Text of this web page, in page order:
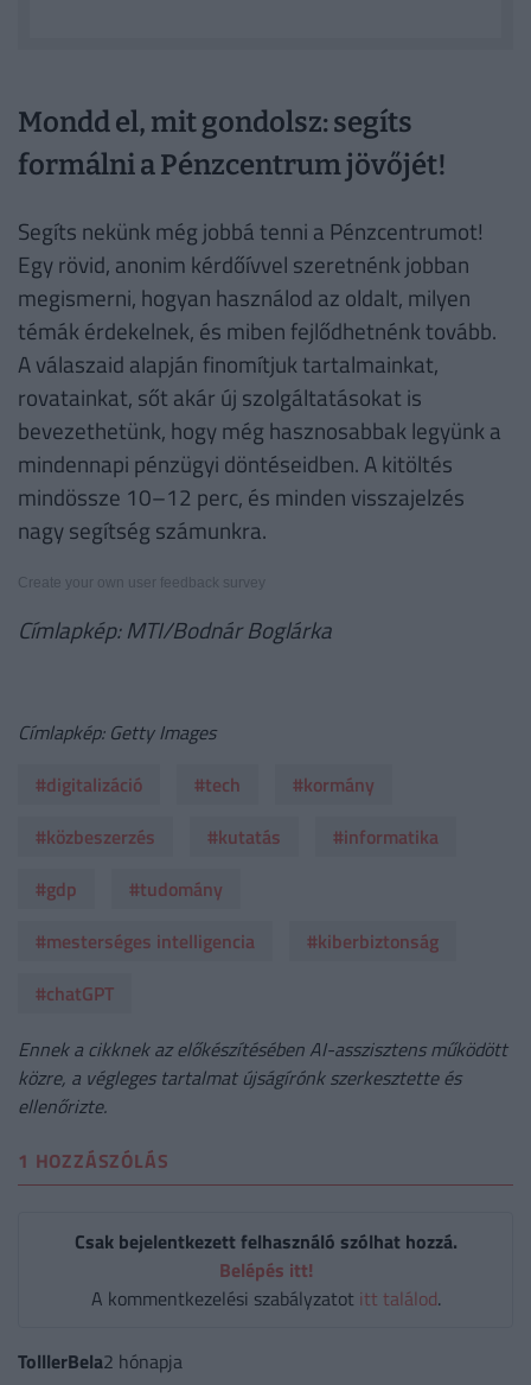
Mondd el, mit gondolsz: segíts
formálni a Pénzcentrum jövőjét!
Segíts nekünk még jobbá tenni a Pénzcentrumot!
Egy rövid, anonim kérdőívvel szeretnénk jobban
megismerni, hogyan használod az oldalt, milyen
témák érdekelnek, és miben fejlődhetnénk tovább.
A válaszaid alapján finomítjuk tartalmainkat,
rovatainkat, sőt akár új szolgáltatásokat is
bevezethetünk, hogy még hasznosabbak legyünk a
mindennapi pénzügyi döntéseidben. A kitöltés
mindössze 10–12 perc, és minden visszajelzés
nagy segítség számunkra.
Create your own user feedback survey
Címlapkép: MTI/Bodnár Boglárka
Címlapkép: Getty Images
#digitalizáció
#tech
#kormány
#közbeszerzés
#kutatás
#informatika
#gdp
#tudomány
#mesterséges intelligencia
#kiberbiztonság
#chatGPT
Ennek a cikknek az előkészítésében AI-asszisztens működött
közre, a végleges tartalmat újságírónk szerkesztette és
ellenőrizte.
1 HOZZÁSZÓLÁS
Csak bejelentkezett felhasználó szólhat hozzá.
Belépés itt!
A kommentkezelési szabályzatot itt találod.
TolllerBela2 hónapja